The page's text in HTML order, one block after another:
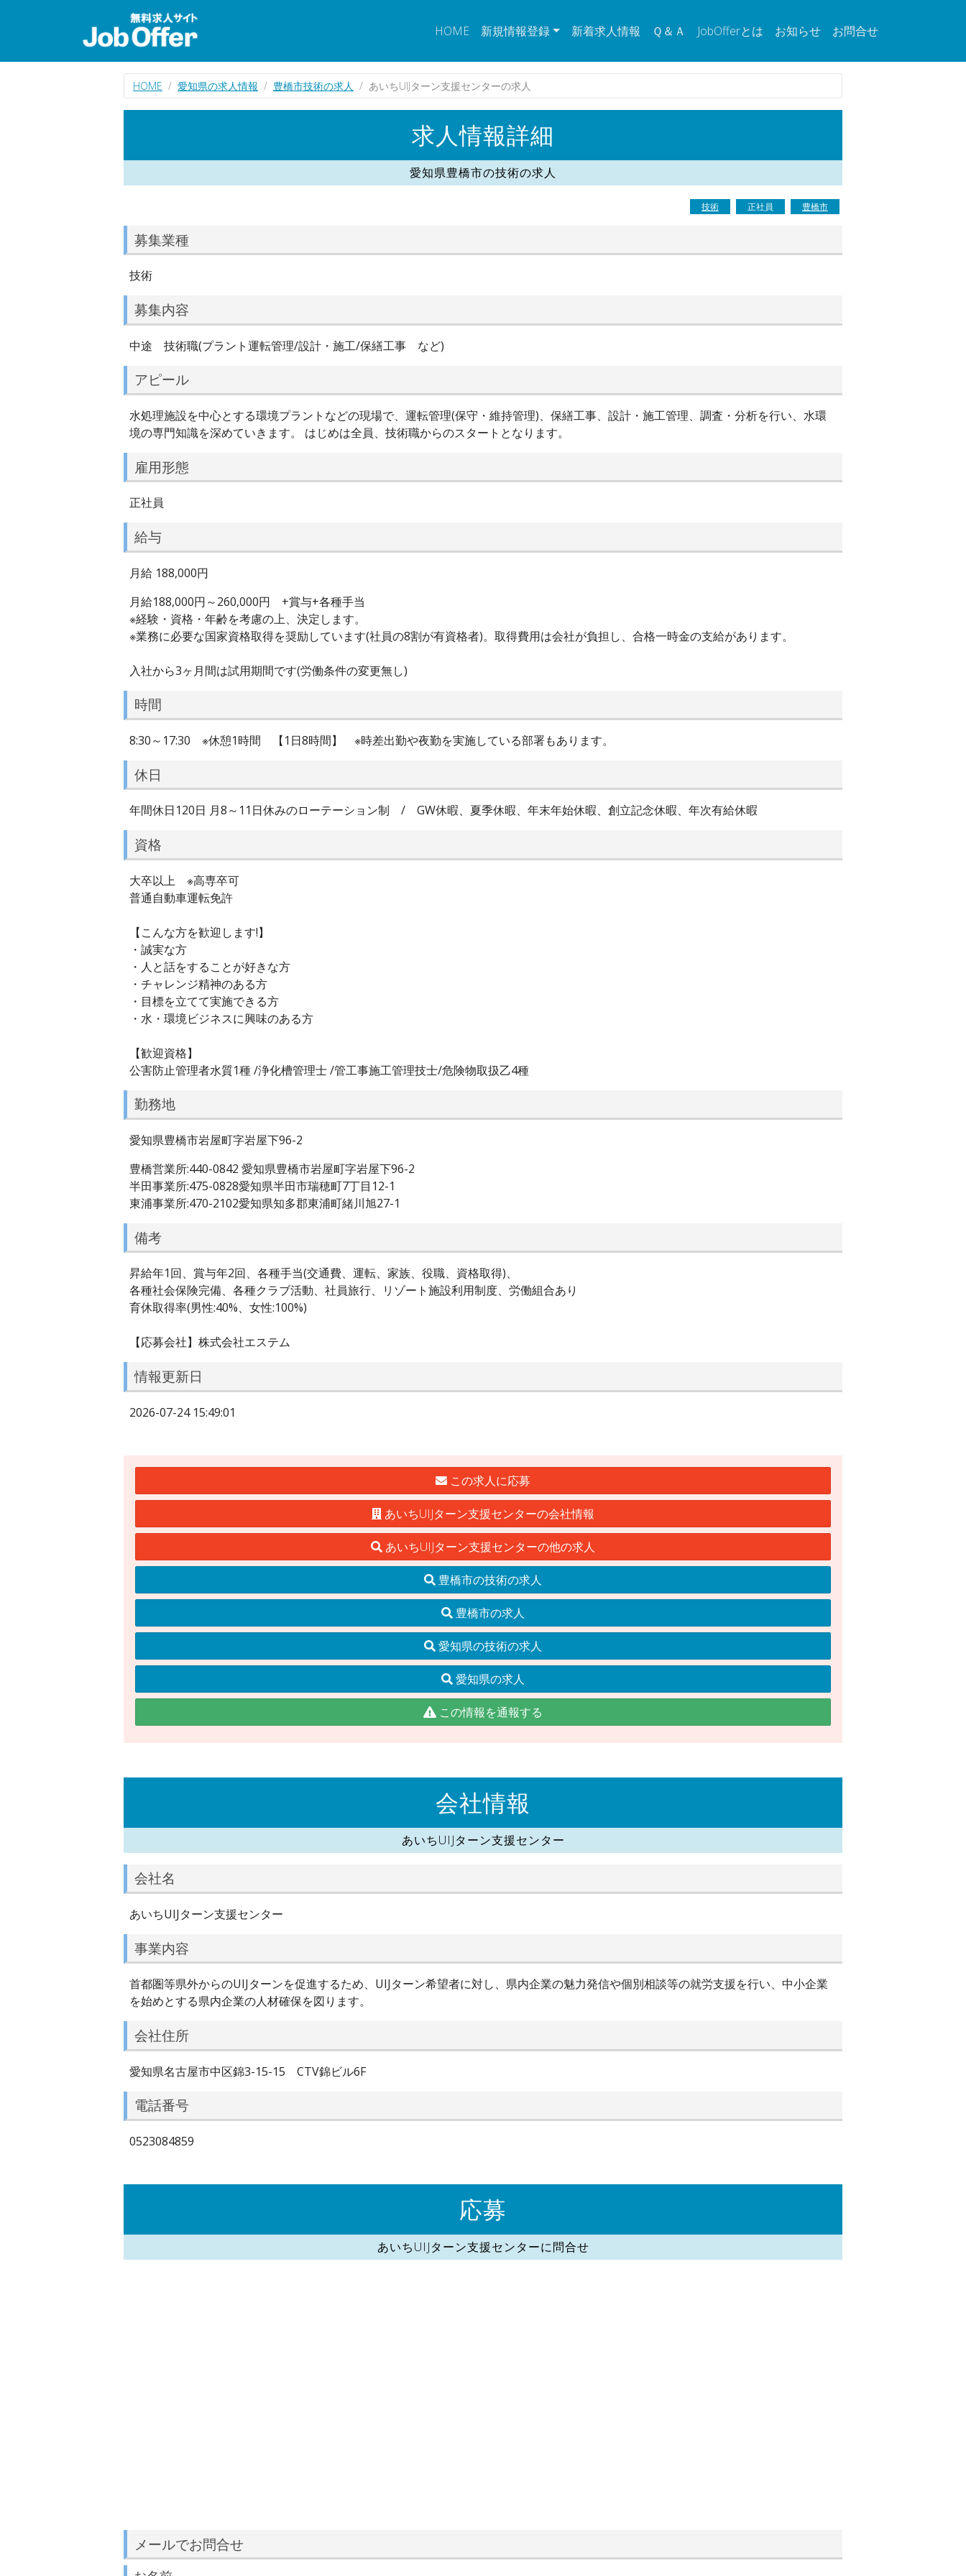
HOME 新規情報登録 新着求人情報 Ｑ＆Ａ JobOfferとは お知らせ お問合せ
HOME 愛知県の求人情報 豊橋市技術の求人 あいちUIJターン支援センターの求人
求人情報詳細
愛知県豊橋市の技術の求人
技術 正社員 豊橋市
募集業種
技術
募集内容
中途 技術職(プラント運転管理/設計・施工/保繕工事 など)
アピール
水処理施設を中心とする環境プラントなどの現場で、運転管理(保守・維持管理)、保繕工事、設計・施工管理、調査・分析を行い、水環
境の専門知識を深めていきます。 はじめは全員、技術職からのスタートとなります。
雇用形態
正社員
給与
月給 188,000円
月給188,000円～260,000円 +賞与+各種手当
※経験・資格・年齢を考慮の上、決定します。
※業務に必要な国家資格取得を奨励しています(社員の8割が有資格者)。取得費用は会社が負担し、合格一時金の支給があります。
入社から3ヶ月間は試用期間です(労働条件の変更無し)
時間
8:30～17:30 ※休憩1時間 【1日8時間】 ※時差出勤や夜勤を実施している部署もあります。
休日
年間休日120日 月8～11日休みのローテーション制 / GW休暇、夏季休暇、年末年始休暇、創立記念休暇、年次有給休暇
資格
大卒以上 ※高専卒可
普通自動車運転免許
【こんな方を歓迎します!】
・誠実な方
・人と話をすることが好きな方
・チャレンジ精神のある方
・目標を立てて実施できる方
・水・環境ビジネスに興味のある方
【歓迎資格】
公害防止管理者水質1種 /浄化槽管理士 /管工事施工管理技士/危険物取扱乙4種
勤務地
愛知県豊橋市岩屋町字岩屋下96-2
豊橋営業所:440-0842 愛知県豊橋市岩屋町字岩屋下96-2
半田事業所:475-0828愛知県半田市瑞穂町7丁目12-1
東浦事業所:470-2102愛知県知多郡東浦町緒川旭27-1
備考
昇給年1回、賞与年2回、各種手当(交通費、運転、家族、役職、資格取得)、
各種社会保険完備、各種クラブ活動、社員旅行、リゾート施設利用制度、労働組合あり
育休取得率(男性:40%、女性:100%)
【応募会社】株式会社エステム
情報更新日
2026-07-24 15:49:01
この求人に応募
あいちUIJターン支援センターの会社情報
あいちUIJターン支援センターの他の求人
豊橋市の技術の求人
豊橋市の求人
愛知県の技術の求人
愛知県の求人
この情報を通報する
会社情報
あいちUIJターン支援センター
会社名
あいちUIJターン支援センター
事業内容
首都圏等県外からのUIJターンを促進するため、UIJターン希望者に対し、県内企業の魅力発信や個別相談等の就労支援を行い、中小企業
を始めとする県内企業の人材確保を図ります。
会社住所
愛知県名古屋市中区錦3-15-15 CTV錦ビル6F
電話番号
0523084859
応募
あいちUIJターン支援センターに問合せ
メールでお問合せ